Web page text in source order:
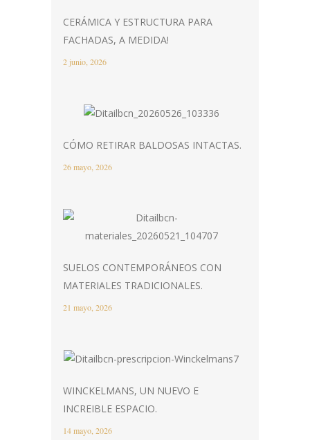
CERÁMICA Y ESTRUCTURA PARA
FACHADAS, A MEDIDA!
2 junio, 2026
CÓMO RETIRAR BALDOSAS INTACTAS.
26 mayo, 2026
SUELOS CONTEMPORÁNEOS CON
MATERIALES TRADICIONALES.
21 mayo, 2026
WINCKELMANS, UN NUEVO E
INCREIBLE ESPACIO.
14 mayo, 2026